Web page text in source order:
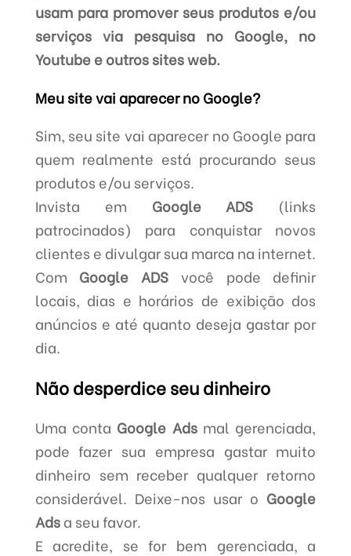
usam para promover seus produtos e/ou
serviços via pesquisa no Google, no
Youtube e outros sites web.
Meu site vai aparecer no Google?
Sim, seu site vai aparecer no Google para
quem realmente está procurando seus
produtos e/ou serviços.
Invista em Google ADS (links
patrocinados) para conquistar novos
clientes e divulgar sua marca na internet.
Com Google ADS você pode definir
locais, dias e horários de exibição dos
anúncios e até quanto deseja gastar por
dia.
Não desperdice seu dinheiro
Uma conta Google Adsmal gerenciada,
pode fazer sua empresa gastar muito
dinheiro sem receber qualquer retorno
considerável. Deixe-nos usar o Google
Adsa seu favor.
E acredite, se for bem gerenciada, a